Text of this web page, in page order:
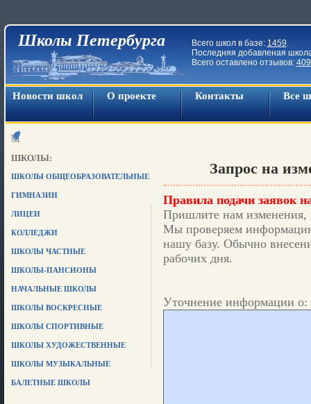
Школы Петербурга Всего школ в базе: 1459.
Последняя добавленая
Всего оставлено отзывов:
Новости школ О проекте Контакты Все
ШКОЛЫ:
ШКОЛЫ ОБЩЕОБРАЗОВАТЕЛЬНЫЕ
ГИМНАЗИИ
ЛИЦЕИ
КОЛЛЕДЖИ
ШКОЛЫ ЧАСТНЫЕ
ШКОЛЫ-ПАНСИОНЫ
НАЧАЛЬНЫЕ ШКОЛЫ
ШКОЛЫ ВОСКРЕСНЫЕ
ШКОЛЫ СПОРТИВНЫЕ
ШКОЛЫ ХУДОЖЕСТВЕННЫЕ
ШКОЛЫ МУЗЫКАЛЬНЫЕ
БАЛЕТНЫЕ ШКОЛЫ
Запрос на
Правила подачи заявок
Пришлите нам изменения,
Мы проверяем
нашу базу. Обычно
рабочих дня.
Уточнение информации о: